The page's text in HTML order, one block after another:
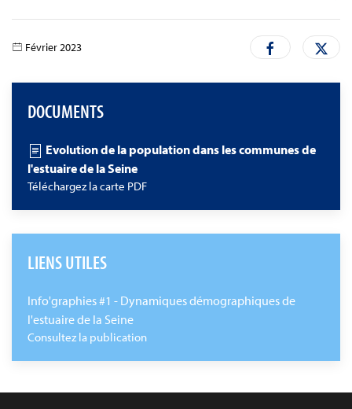
Février 2023
DOCUMENTS
Evolution de la population dans les communes de
l'estuaire de la Seine
Téléchargez la carte PDF
LIENS UTILES
Info'graphies #1 - Dynamiques démographiques de
l'estuaire de la Seine
Consultez la publication